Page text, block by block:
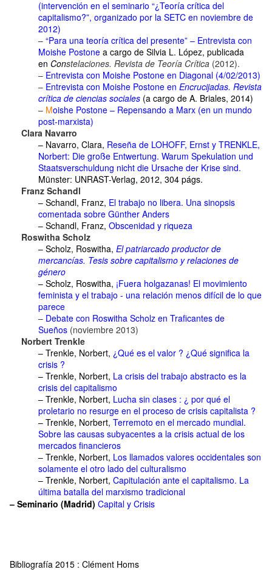
(intervención en el seminario “¿Teoría crítica del
capitalismo?”, organizado por la SETC en noviembre de
2012)
–“Para una teoría crítica del presente” – Entrevista con
Moishe Postone a cargo de Silvia L. López, publicada
en Constelaciones. Revista de Teoría Crítica (2012).
– Entrevista con Moishe Postone en Diagonal (4/02/2013)
– Entrevista con Moishe Postone enEncrucijadas. Revista
crítica de ciencias sociales (a cargo de A. Briales, 2014)
– Moishe Postone – Repensando a Marx (en un mundo
post-marxista)
Clara Navarro
– Navarro, Clara, Reseña de LOHOFF, Ernst y TRENKLE,
Norbert: Die große Entwertung. Warum Spekulation und
Staatsverschuldung nicht die Ursache der Krise sind.
Münster: UNRAST-Verlag, 2012, 304 págs.
Franz Schandl
– Schandl, Franz, El trabajo no libera. Una sinopsis
comentada sobre Günther Anders
– Schandl, Franz, Obscenidad y riqueza
Roswitha Scholz
– Scholz, Roswitha, El patriarcado productor de
mercancías. Tesis sobre capitalismo y relaciones de
género
– Scholz, Roswitha, ¡Fuera holgazanas! El movimiento
feminista y el trabajo - una relación menos difícil de lo que
parece
– Debate con Roswitha Scholz en Traficantes de
Sueños (noviembre 2013)
Norbert Trenkle
– Trenkle, Norbert, ¿Qué es el valor ? ¿Qué significa la
crisis ?
– Trenkle, Norbert, La crisis del trabajo abstracto es la
crisis del capitalismo
– Trenkle, Norbert, Lucha sin clases : ¿ por qué el
proletario no resurge en el proceso de crisis capitalista ?
– Trenkle, Norbert,Terremoto en el mercado mundial.
Sobre las causas subyacentes a la crisis actual de los
mercados financieros
– Trenkle, Norbert, Los llamados valores occidentales son
solamente el otro lado del culturalismo
– Trenkle, Norbert, Capitulación ante el capitalismo. La
última batalla del marxismo tradicional
– Seminario (Madrid) Capital y Crisis
Bibliografía 2015 : Clément Homs